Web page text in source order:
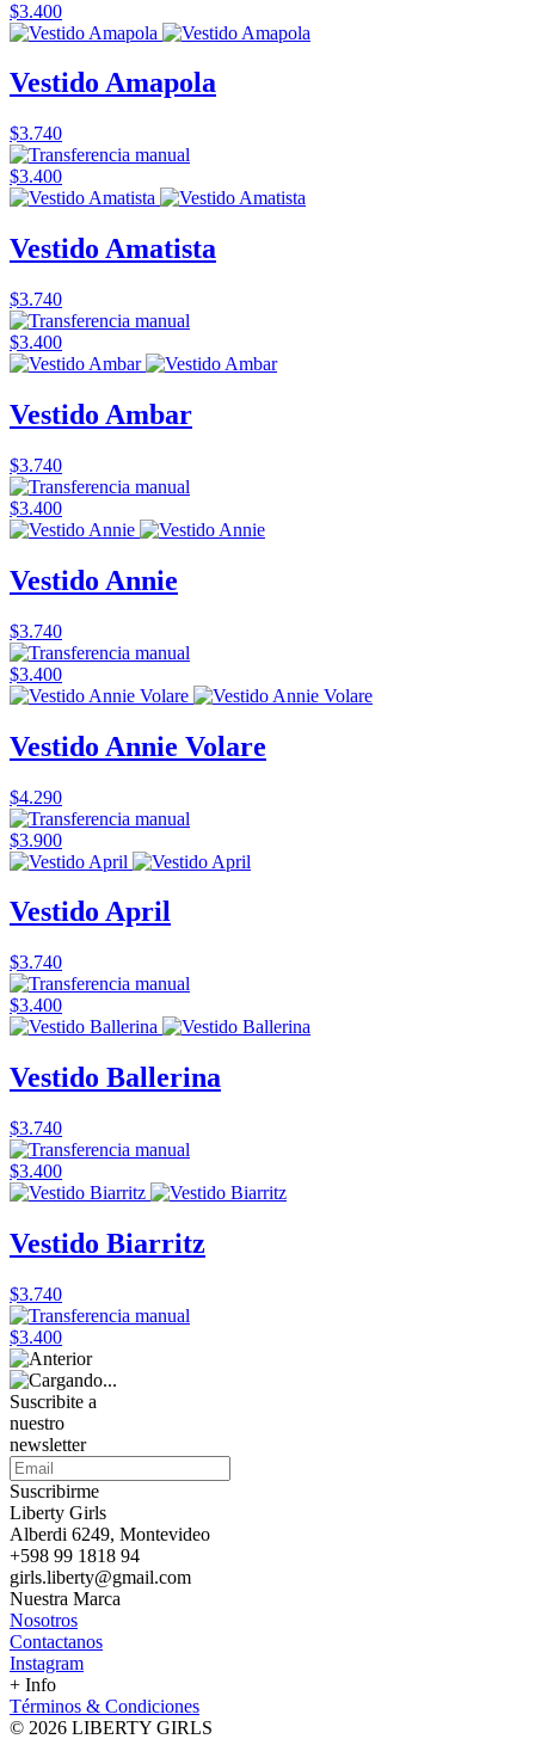
$3.400
Vestido Amapola
$3.740
$3.400
Vestido Amatista
$3.740
$3.400
Vestido Ambar
$3.740
$3.400
Vestido Annie
$3.740
$3.400
Vestido Annie Volare
$4.290
$3.900
Vestido April
$3.740
$3.400
Vestido Ballerina
$3.740
$3.400
Vestido Biarritz
$3.740
$3.400
Suscribite a
nuestro
newsletter
Suscribirme
Liberty Girls
Alberdi 6249, Montevideo
+598 99 1818 94
girls.liberty@gmail.com
Nuestra Marca
Nosotros
Contactanos
Instagram
+ Info
Términos & Condiciones
© 2026 LIBERTY GIRLS